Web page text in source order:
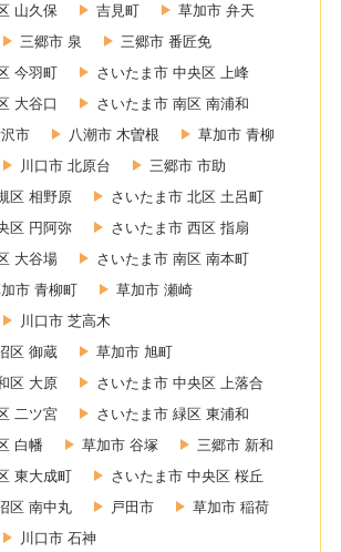
山久保
吉見町
草加市 弁天
三郷市 泉
三郷市 番匠免
今羽町
さいたま市 中央区 上峰
大谷口
さいたま市 南区 南浦和
市 八潮市 木曽根
草加市 青柳
川口市 北原台
三郷市 市助
区 相野原
さいたま市 北区 土呂町
区 円阿弥
さいたま市 西区 指扇
大谷場
さいたま市 南区 南本町
市 青柳町
草加市 瀬崎
川口市 芝高木
区 御蔵
草加市 旭町
区 大原
さいたま市 中央区 上落合
二ツ宮
さいたま市 緑区 東浦和
白幡
草加市 谷塚
三郷市 新和
東大成町
さいたま市 中央区 桜丘
区 南中丸
戸田市
草加市 稲荷
川口市 石神